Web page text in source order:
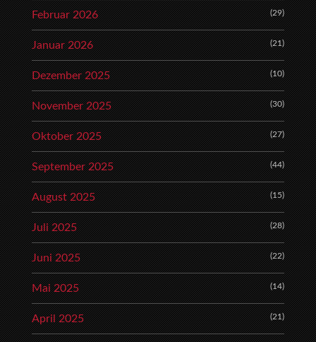
Februar 2026 (29)
Januar 2026 (21)
Dezember 2025 (10)
November 2025 (30)
Oktober 2025 (27)
September 2025 (44)
August 2025 (15)
Juli 2025 (28)
Juni 2025 (22)
Mai 2025 (14)
April 2025 (21)